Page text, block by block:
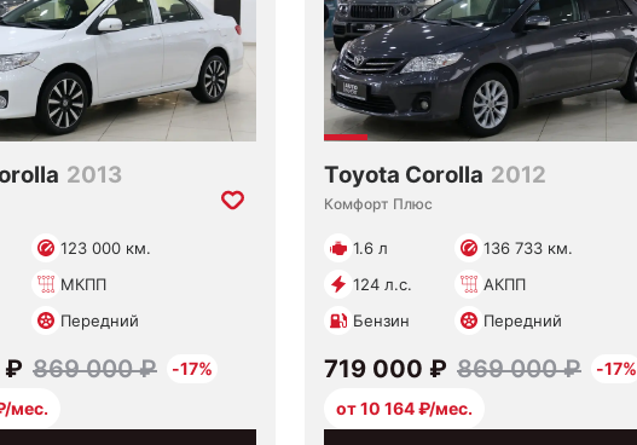
2013
123 000 км.
МКПП
Передний
₽ 869 000 ₽
-17%
мес.
Toyota Corolla 2012
Комфорт Плюс
1.6 л
136 733 км.
124 л.с.
АКПП
Бензин
Передний
719 000 ₽ 869 000 ₽
-17%
от 10 164 ₽/мес.